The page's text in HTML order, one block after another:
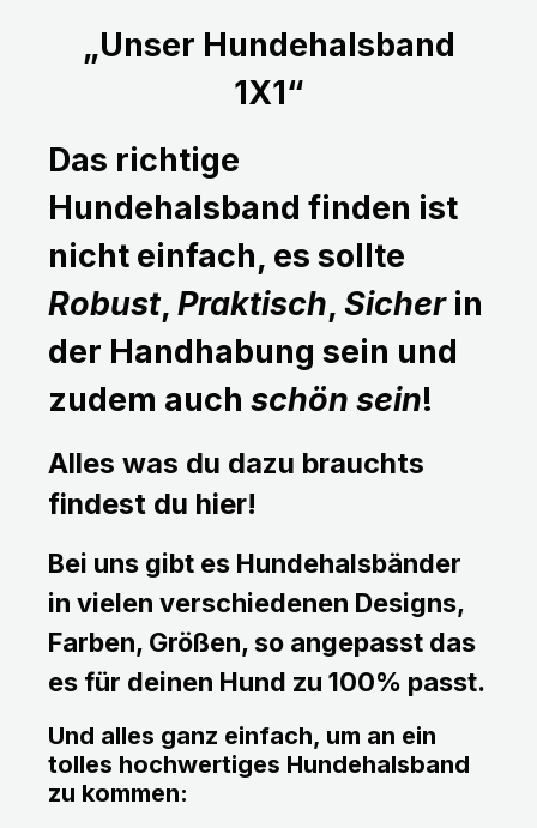
„Unser Hundehalsband
1X1“
Das richtige
Hundehalsband finden ist
nicht einfach, es sollte
Robust, Praktisch, Sicherin
der Handhabung sein und
zudem auch schön sein!
Alles was du dazu brauchts
findest du hier!
Bei uns gibt es Hundehalsbänder
in vielen verschiedenen Designs,
Farben, Größen, so angepasst das
es für deinen Hund zu 100% passt.
Und alles ganz einfach, um an ein
tolles hochwertiges Hundehalsband
zu kommen: